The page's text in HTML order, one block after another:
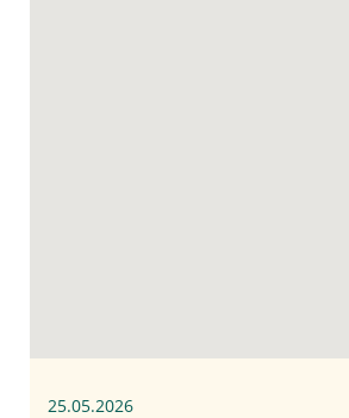
25.05.2026